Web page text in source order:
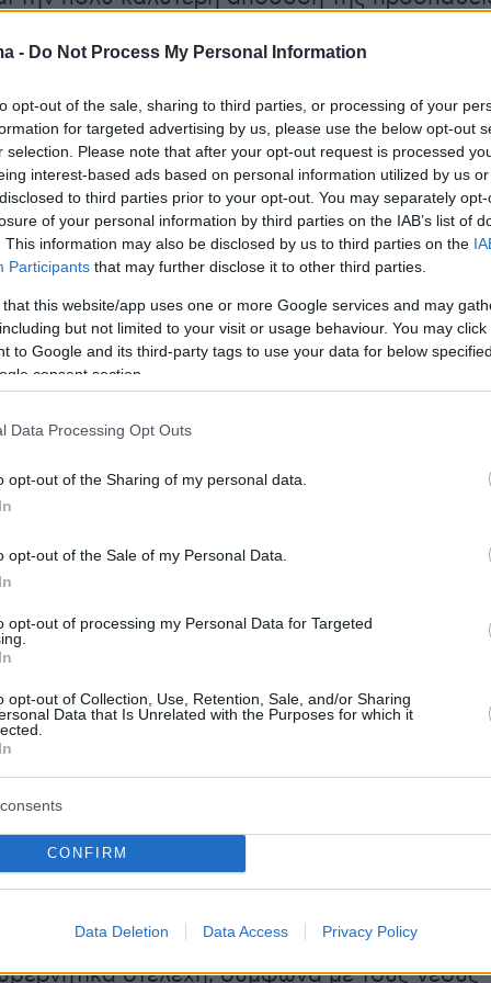
- Do Not Process My Personal Information
opt-out of the sale, sharing to third parties, or processing of your
for targeted advertising by us, please use the below opt-out
selection. Please note that after your opt-out request is processed
interest-based ads based on personal information utilized by us
to third parties prior to your opt-out. You may separately
of your personal information by third parties on the IAB’s list of
This information may also be disclosed by us to third parties on the
Participants that may further disclose it to other third parties.
that this website/app uses one or more Google services and may
but not limited to your visit or usage behaviour. You may
to Google and its third-party tags to use your data for below
consent section.
Data Processing Opt Outs
opt-out of the Sharing of my personal data.
opt-out of the Sale of my Personal Data.
opt-out of processing my Personal Data for Targeted
opt-out of Collection, Use, Retention, Sale, and/or Sharing
Data that Is Unrelated with the Purposes for which it
CONFIRM
Data Deletion Data Access Privacy Policy
πίσω από τις πρωθυπουργικές εξαγγελίες,
ο κ. Μητσοτάκης εδώ και εβδομάδες έλεγε
του ότι η κυβέρνηση αναζητάλύσεις
την αντιμετώπιση τηςστεγαστικής κρίσης , με
πολλοί πολίτες δεν μπορούσαν να τα
αυτών και πολλοί νέοι ως 40 ετών ή
και στις δημοσκοπήσεις που έχει στην
Μέγαρο Μαξίμου. Σε αυτή την ηλικιακή
ΝΔ είναι δυσανάλογες με τις απώλειες σε
ομάδες.
ΝΔ, πλην όμως είναι αντιμέτωποι και με το
συντάξεις, χωρίς δώρα, ενώ αποτελούν
και του οικογενειακού προϋπολογισμού.
δεν είδαν αυξήσεις λόγω της
του νόμου Κατρούγκαλου που δεν
για την κυβέρνηση.
στελέχη απαντούσαν στη μομφή περί
(αντί του συνηθισμένου φόρουμ της
πρώτα δημιουργείται ο δημοσιονομικός χώρος
η δημοσιονομική σταθερότητα.
στελέχη, σύμφωνα με τους νέους